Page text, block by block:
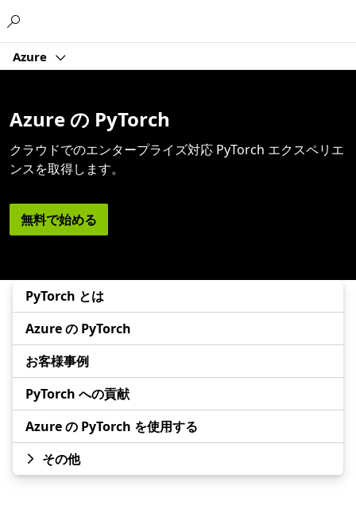
Azure
Azure の PyTorch
クラウドでのエンタープライズ対応 PyTorch エクスペリエ
ンスを取得します。
無料で始める
PyTorch とは
Azure の PyTorch
お客様事例
PyTorch への貢献
Azure の PyTorch を使用する
その他